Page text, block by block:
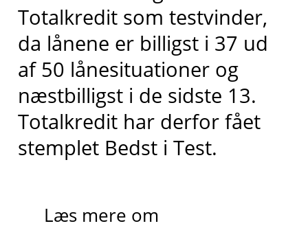
Totalkredit som testvinder,
da lånene er billigst i 37 ud
af 50 lånesituationer og
næstbilligsti de sidste 13.
Totalkredit har derfor fået
stemplet Bedst i Test.
Læs mere om